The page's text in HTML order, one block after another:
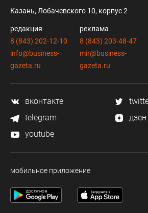
Казань, Лобачевского 10, корпус 2
редакция
8 (843) 202-12-10
info@business-
gazeta.ru
реклама
8 (843) 203-48-47
mir@business-
gazeta.ru
вконтакте
telegram
дзен
youtube
мобильное приложение